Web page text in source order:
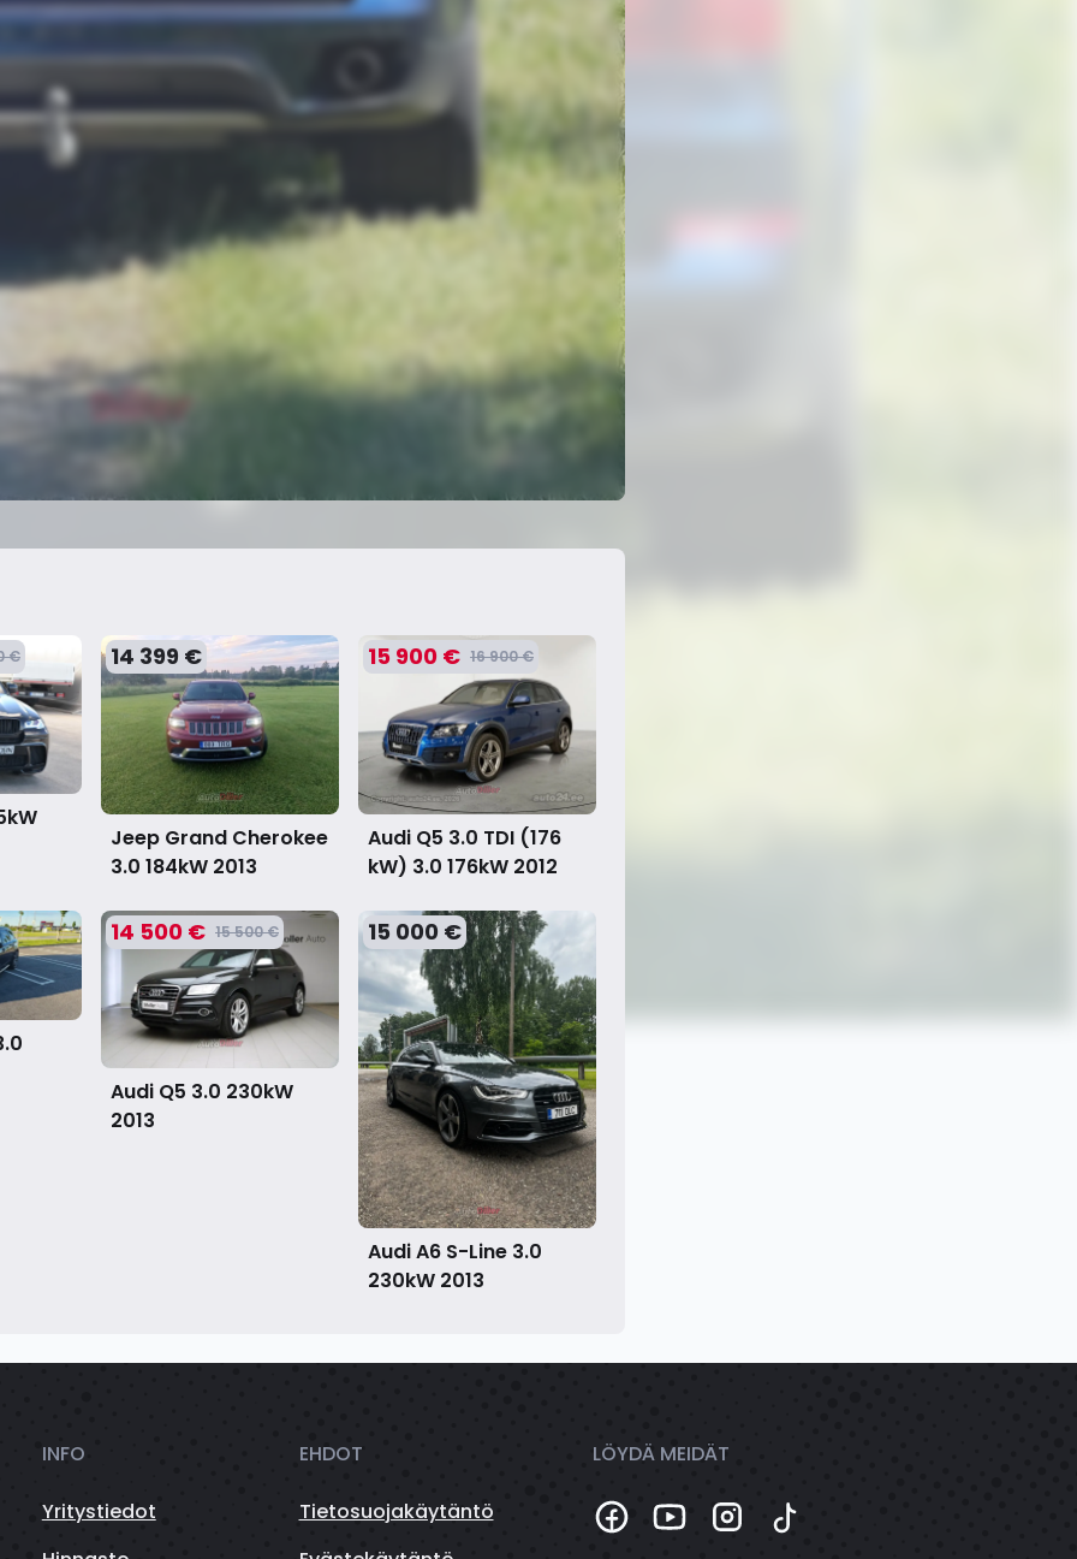
€ 14 399 €
Jeep Grand Cherokee
3.0 184kW 2013
15 900 € 16 900 €
Audi Q5 3.0 TDI (176
kW) 3.0 176kW 2012
14 500 € 15 500 €
Audi Q5 3.0 230kW
2013
15 000 €
Audi A6 S-Line 3.0
230kW 2013
INFO
Yritystiedot
EHDOT
Tietosuojakäytäntö
LÖYDÄ MEIDÄT